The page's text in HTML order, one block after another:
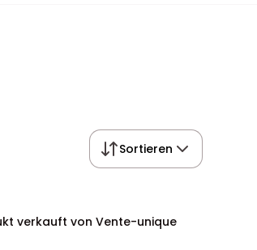
Sortieren
verkauft von Vente-unique